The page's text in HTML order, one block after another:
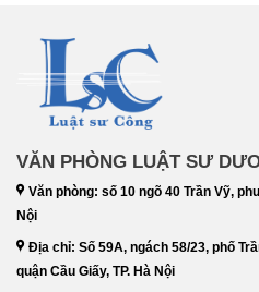
VĂN PHÒNG LUẬT SƯ
Văn phòng: số 10 ngõ 40 Trần Vỹ,
Nội
Địa chỉ: Số 59A, ngách 58/23, phố
quận Cầu Giấy, TP. Hà Nội